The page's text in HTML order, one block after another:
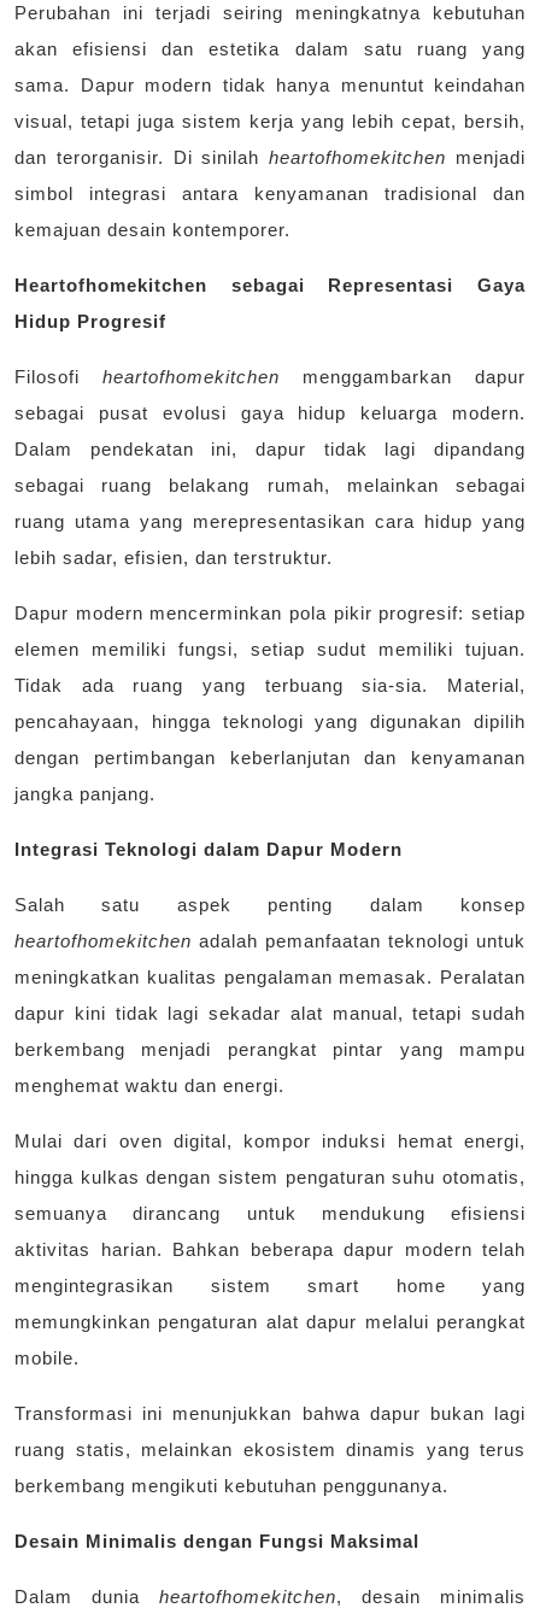
Perubahan ini terjadi seiring meningkatnya kebutuhan
akan efisiensi dan estetika dalam satu ruang yang
sama. Dapur modern tidak hanya menuntut keindahan
visual, tetapi juga sistem kerja yang lebih cepat, bersih,
dan terorganisir. Di sinilahheartofhomekitchen menjadi
simbol integrasi antara kenyamanan tradisional dan
kemajuan desain kontemporer.
Heartofhomekitchen sebagai Representasi Gaya
Hidup Progresif
Filosofi heartofhomekitchen menggambarkan dapur
sebagai pusat evolusi gaya hidup keluarga modern.
Dalam pendekatan ini, dapur tidak lagi dipandang
sebagai ruang belakang rumah, melainkan sebagai
ruang utama yang merepresentasikan cara hidup yang
lebih sadar, efisien, dan terstruktur.
Dapur modern mencerminkan pola pikir progresif: setiap
elemen memiliki fungsi, setiap sudut memiliki tujuan.
Tidak ada ruang yang terbuang sia-sia. Material,
pencahayaan, hingga teknologi yang digunakan dipilih
dengan pertimbangan keberlanjutan dan kenyamanan
jangka panjang.
Integrasi Teknologi dalam Dapur Modern
Salah satu aspek penting dalam konsep
heartofhomekitchen adalah pemanfaatan teknologi untuk
meningkatkan kualitas pengalaman memasak. Peralatan
dapur kini tidak lagi sekadar alat manual, tetapi sudah
berkembang menjadi perangkat pintar yang mampu
menghemat waktu dan energi.
Mulai dari oven digital, kompor induksi hemat energi,
hingga kulkas dengan sistem pengaturan suhu otomatis,
semuanya dirancang untuk mendukung efisiensi
aktivitas harian. Bahkan beberapa dapur modern telah
mengintegrasikan sistem smart home yang
memungkinkan pengaturan alat dapur melalui perangkat
mobile.
Transformasi ini menunjukkan bahwa dapur bukan lagi
ruang statis, melainkan ekosistem dinamis yang terus
berkembang mengikuti kebutuhan penggunanya.
Desain Minimalis dengan Fungsi Maksimal
Dalam dunia heartofhomekitchen, desain minimalis